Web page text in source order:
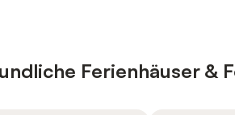
Ferienhäuser &